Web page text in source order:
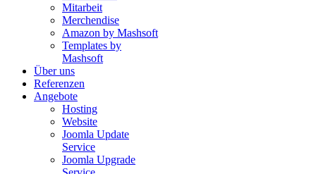
Mitarbeit
Merchendise
Amazon by Mashsoft
Templates by
Mashsoft
Über uns
Referenzen
Angebote
Hosting
Website
Joomla Update
Service
Joomla Upgrade